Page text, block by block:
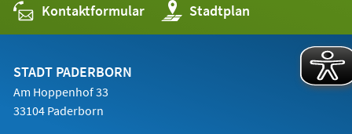
Kontaktformular Stadtplan
(Öffnet
in
einem
STADT PADERBORN
Am Hoppenhof 33
33104 Paderborn